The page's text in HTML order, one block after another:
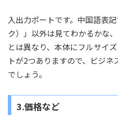
入出力ポートです。中国語表
ク）」以外は見てわかるかな
とは異なり、本体にフルサイ
トが2つありますので、ビジ
でしょう。
3.価格など